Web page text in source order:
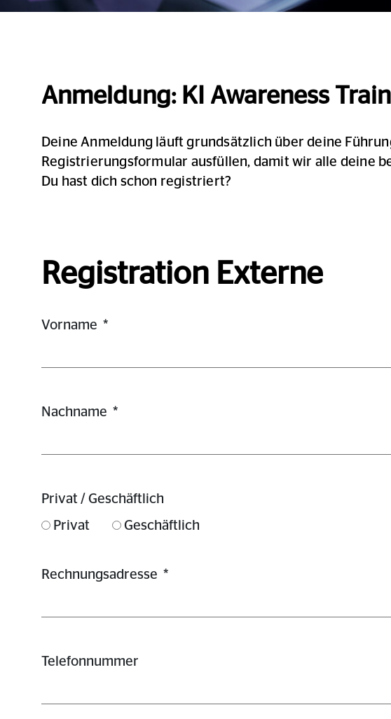
Anmeldung: KI Awareness
Deine Anmeldung läuft grundsätzlich über deine
Registrierungsformular ausfüllen, damit wir alle deine
Du hast dich schon registriert?
Registration Externe
Vorname *
Nachname *
Privat / Geschäftlich
Privat
Geschäftlich
Rechnungsadresse *
Telefonnummer